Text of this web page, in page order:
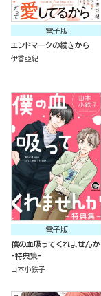
電子版
エンドマークの続きから
伊香亞紀
電子版
僕の血吸ってくれませんか
-特典集-
山本小鉄子